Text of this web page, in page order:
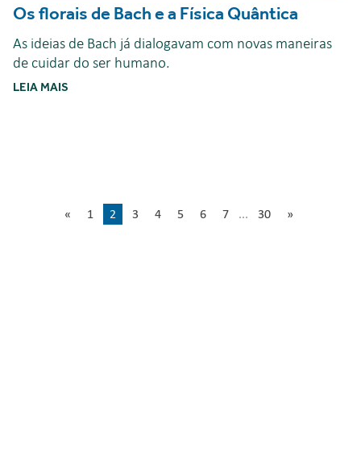
Os florais de Bach e a Física Quântica
As ideias de Bach já dialogavam com novas maneiras
de cuidar do ser humano.
LEIA MAIS
« 1 2 3 4 5 6 7 ... 30 »